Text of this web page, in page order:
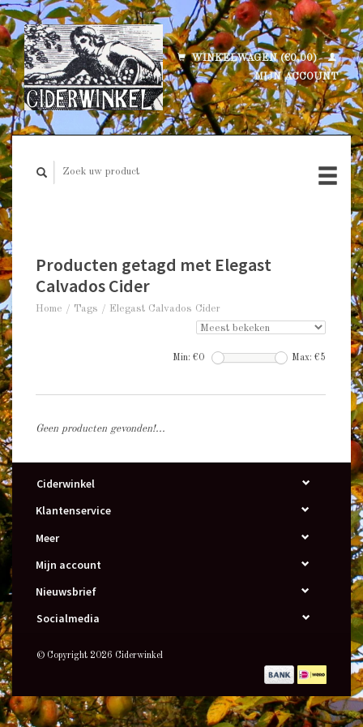
WINKELWAGEN (€0,00)
MIJN ACCOUNT
Producten getagd met Elegast
Calvados Cider
Home / Tags / Elegast Calvados Cider
Min: €0 Max: €5
Geen producten gevonden!...
Ciderwinkel
Klantenservice
Meer
Mijn account
Nieuwsbrief
Socialmedia
© Copyright 2026 Ciderwinkel